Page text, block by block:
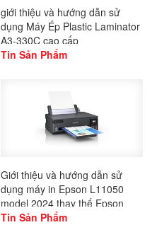
giới thiệu và hướng dẫn sử
dụng Máy Ép Plastic Laminator
A3-330C cao cấp
Tin Sản Phẩm
Giới thiệu và hướng dẫn sử
dụng máy in Epson L11050
model 2024 thay thế Epson
L1300
Tin Sản Phẩm